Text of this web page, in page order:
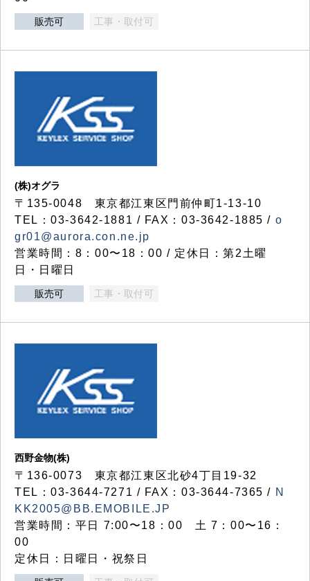
販売可 工事・取付可
(株)オグラ
〒135-0048 東京都江東区門前仲町1-13-10
TEL：03-3642-1881 / FAX：03-3642-1885 / o
gr01@aurora.con.ne.jp
営業時間：8：00〜18：00 / 定休日：第2土曜
日・日曜日
販売可 工事・取付可
西野金物(株)
〒136-0073 東京都江東区北砂4丁目19-32
TEL：03‐3644‐7271 / FAX：03-3644-7365 / N
KK2005@BB.EMOBILE.JP
営業時間：平日 7:00〜18：00 土 7：00〜16：
00
定休日：日曜日・祝祭日